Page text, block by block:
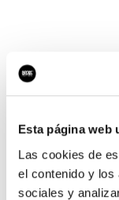
Esta página web
Las cookies de
el contenido y los
sociales y
¡Ups,
¿Quieres